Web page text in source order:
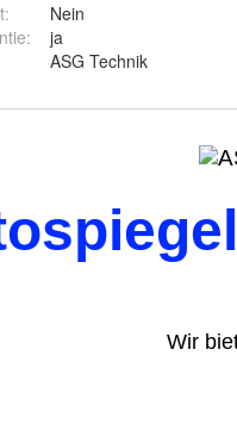
:
Nein
:
ja
ASG Technik